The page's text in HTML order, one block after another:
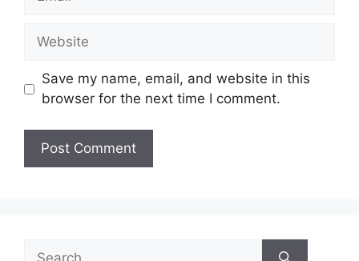
Website
Save my name, email, and website in this
browser for the next time I comment.